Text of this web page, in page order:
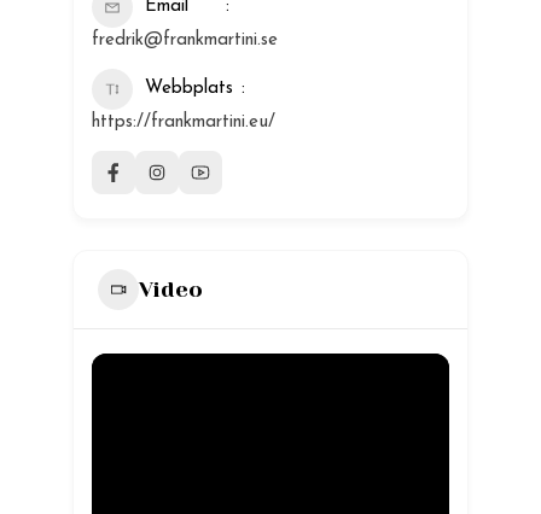
Email
fredrik@frankmartini.se
Webbplats
https://frankmartini.eu/
Video